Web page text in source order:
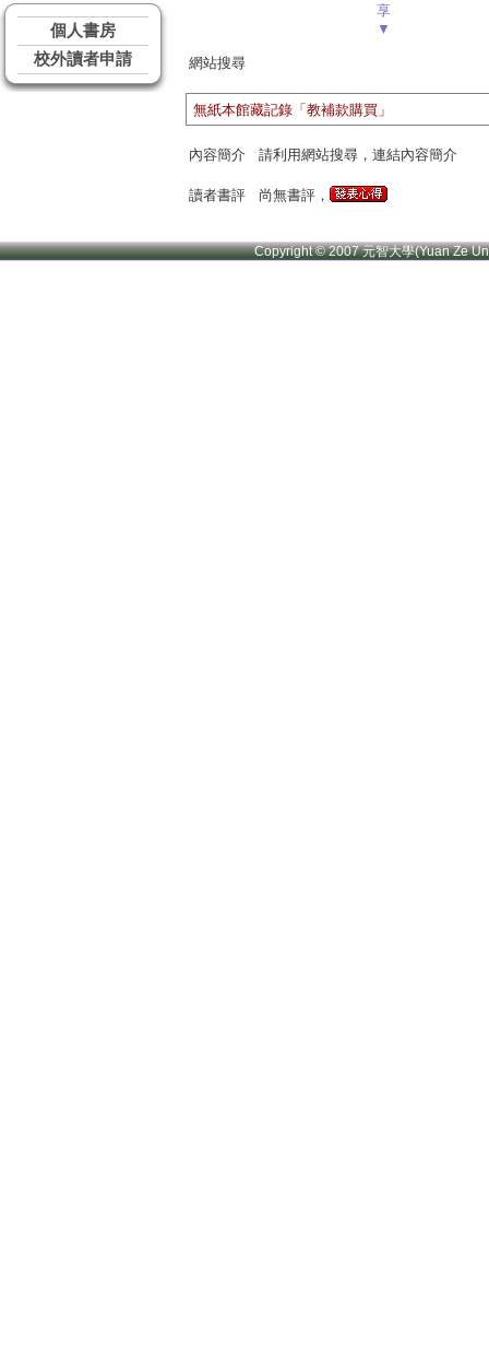
個人書房
校外讀者申請
享
▼
網站搜尋
無紙本館藏記錄「教補款購買」
內容簡介 請利用網站搜尋，連結內容簡介
讀者書評 尚無書評，
Copyright © 2007 元智大學(Yuan Ze